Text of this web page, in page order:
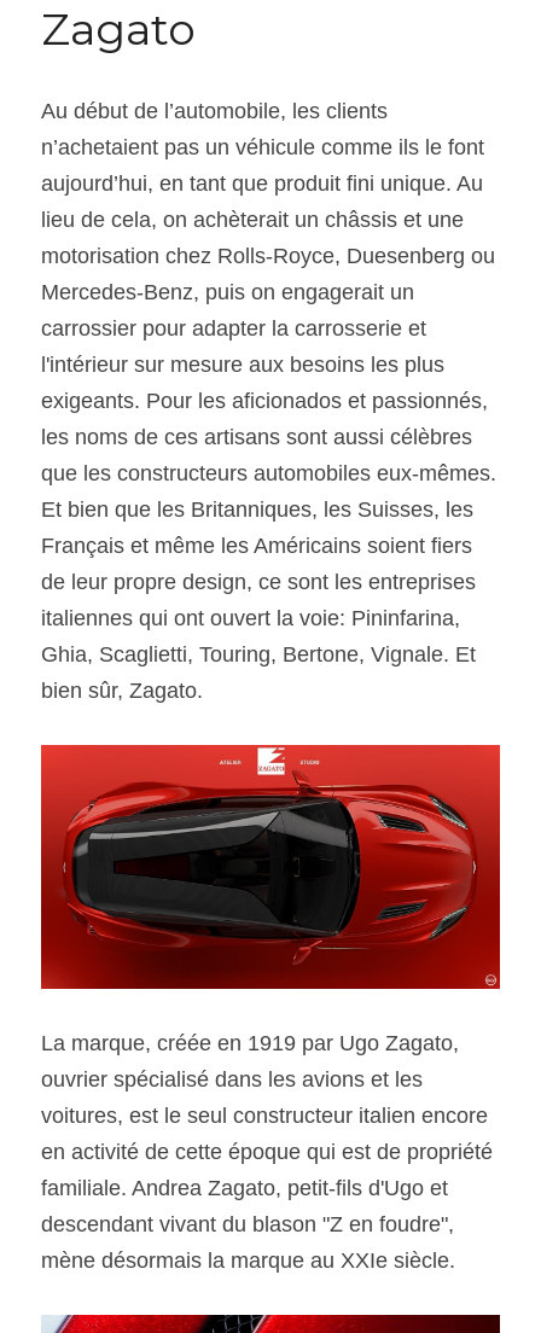
Zagato
Au début de l’automobile, les clients
n’achetaient pas un véhicule comme ils le font
aujourd’hui, en tant que produit fini unique. Au
lieu de cela, on achèterait un châssis et une
motorisation chez Rolls-Royce, Duesenberg ou
Mercedes-Benz, puis on engagerait un
carrossier pour adapter la carrosserie et
l'intérieur sur mesure aux besoins les plus
exigeants. Pour les aficionados et passionnés,
les noms de ces artisans sont aussi célèbres
que les constructeurs automobiles eux-mêmes.
Et bien que les Britanniques, les Suisses, les
Français et même les Américains soient fiers
de leur propre design, ce sont les entreprises
italiennes qui ont ouvert la voie: Pininfarina,
Ghia, Scaglietti, Touring, Bertone, Vignale. Et
bien sûr, Zagato.
La marque, créée en 1919 par Ugo Zagato,
ouvrier spécialisé dans les avions et les
voitures, est le seul constructeur italien encore
en activité de cette époque qui est de propriété
familiale. Andrea Zagato, petit-fils d'Ugo et
descendant vivant du blason "Z en foudre",
mène désormais la marque au XXIe siècle.